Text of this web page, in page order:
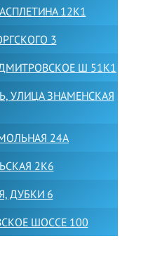
12К1
3
Ш 51К1
УЛИЦА ЗНАМЕНСКАЯ
24А
2К6
ДУБКИ 6
ШОССЕ 100